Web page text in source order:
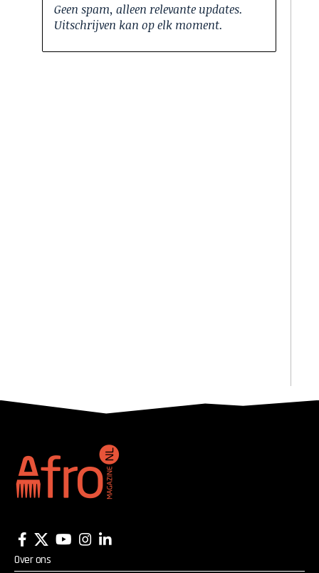
Geen spam, alleen relevante updates.
Uitschrijven kan op elk moment.
Over ons